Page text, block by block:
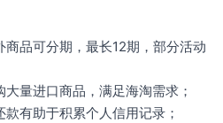
商品可分期，最长12期，部分活动
大量进口商品，满足海淘需求；
款有助于积累个人信用记录；